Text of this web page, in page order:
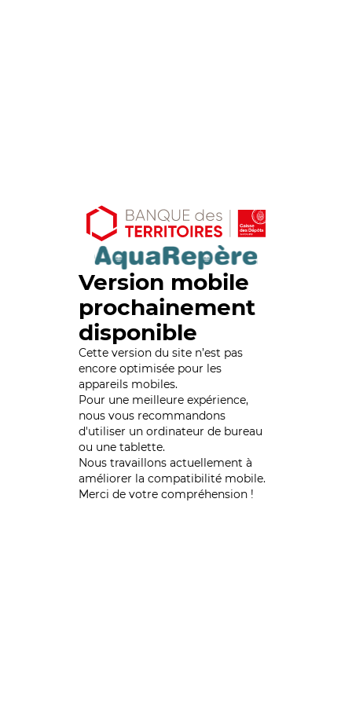
Version mobile
prochainement
disponible
Cette version du site n’est pas
encore optimisée pour les
appareils mobiles.
Pour une meilleure expérience,
nous vous recommandons
d'utiliser un ordinateur de bureau
ou une tablette.
Nous travaillons actuellement à
améliorer la compatibilité mobile.
Merci de votre compréhension !